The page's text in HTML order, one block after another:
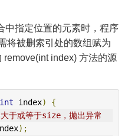
中指定位置的元素时，程序
将被删索引处的数组赋为
index) 方法的源
int index)
{
于或等于size，抛出异常
);